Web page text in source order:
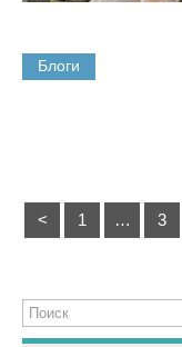
Блоги
< 1 … 3